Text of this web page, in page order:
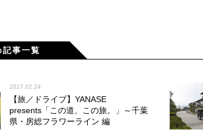
記事一覧
2017.02.24
【旅／ドライブ】YANASE
presents「この道、この旅。」～千葉
県・房総フラワーライン 編